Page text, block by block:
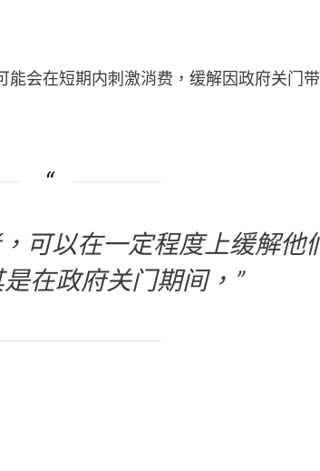
会在短期内刺激消费，缓解因政府关门
可以在一定程度上缓解他
在政府关门期间，”